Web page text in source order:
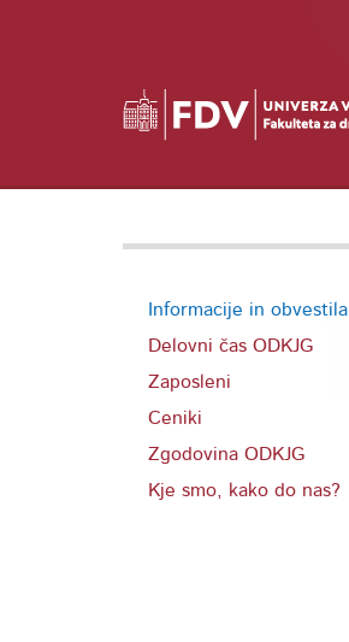
Informacije in obvestila
Delovni čas ODKJG
Zaposleni
Ceniki
Zgodovina ODKJG
Kje smo, kako do nas?